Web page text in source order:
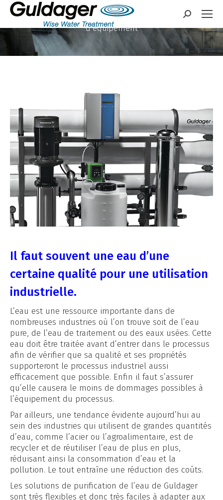
Search:
Fournisseur global de
solutions et
d’équipement
Il faut souvent une eau d’une
certaine qualité pour une utilisation
industrielle.
L’eau est une ressource importante dans de
nombreuses industries où l’on trouve soit de l’eau
pure, de l’eau de traitement ou des eaux usées. Cette
eau doit être traitée avant d’entrer dans le processus
afin de vérifier que sa qualité et ses propriétés
supporteront le processus industriel aussi
efficacement que possible. Enfin il faut s’assurer
qu’elle causera le moins de dommages possibles à
l’équipement du processus.
Par ailleurs, une tendance évidente aujourd’hui au
sein des industries qui utilisent de grandes quantités
d’eau, comme l’acier ou l’agroalimentaire, est de
recycler et de réutiliser l’eau de plus en plus,
réduisant ainsi la consommation d’eau et la
pollution. Le tout entraîne une réduction des coûts.
Les solutions de purification de l’eau de Guldager
sont très flexibles et donc très faciles à adapter aux